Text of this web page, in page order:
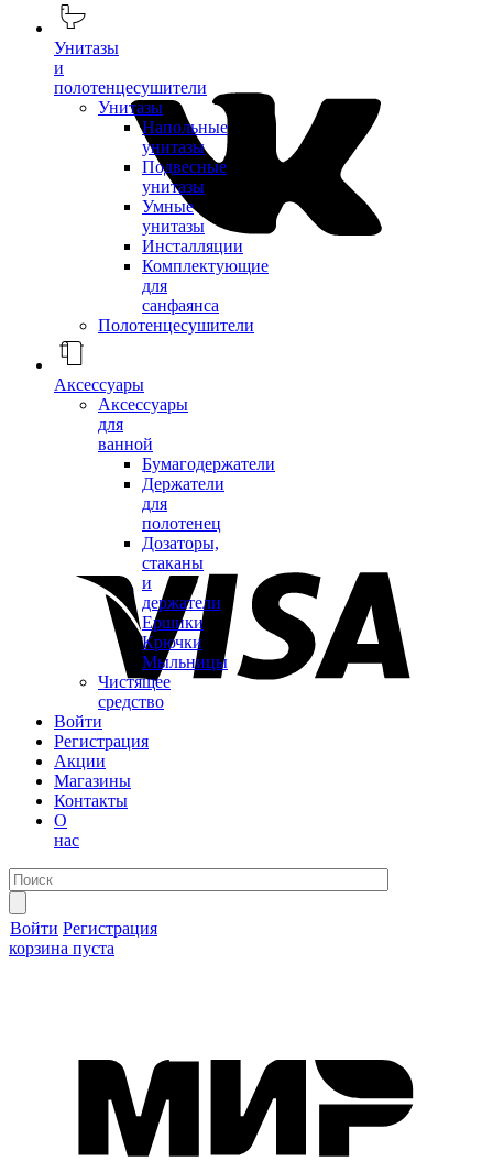
Унитазы
и
полотенцесушители
Унитазы
Напольные
унитазы
Подвесные
унитазы
Умные
унитазы
Инсталляции
Комплектующие
для
санфаянса
Полотенцесушители
Аксессуары
Аксессуары
для
ванной
Бумагодержатели
Держатели
для
полотенец
Дозаторы,
стаканы
и
держатели
Ершики
Крючки
Мыльницы
Чистящее
средство
Войти
Регистрация
Акции
Магазины
Контакты
О
нас
Войти Регистрация
корзина пуста